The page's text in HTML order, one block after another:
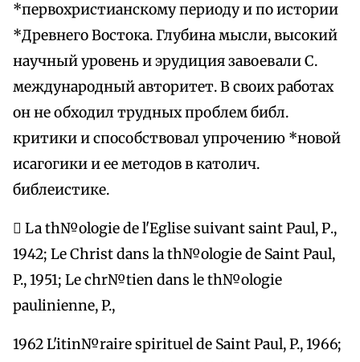
*первохристианскому периоду и по истории
*Древнего Востока. Глубина мысли, высокий
научный уровень и эрудиция завоевали С.
международный авторитет. В своих работах
он не обходил трудных проблем библ.
критики и способствовал упрочению *новой
исагогики и ее методов в католич.
библеистике.
 La th№ologie de l'Eglise suivant saint Paul, Р.,
1942; Le Christ dans la th№ologie de Saint Paul,
P., 1951; Le chr№tien dans le th№ologie
paulinienne, P.,
1962 L'itin№raire spirituel de Saint Paul, P., 1966;